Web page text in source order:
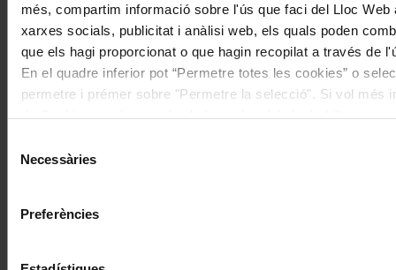
més, compartim informació sobre l'ús que faci del Lloc Web
xarxes socials, publicitat i anàlisi web, els quals poden
que els hagi proporcionat o que hagin recopilat a través de
En el quadre inferior pot “Permetre totes les cookies” o
permetre i prémer sobre "Permetre la selecció". Si vol més
Necessàries
Preferències
Comença la cinquena edició del cicle
de conferències Intèrprets Catalans
Històrics de l’Associació Joan Manén
Coneix la nostra publicació